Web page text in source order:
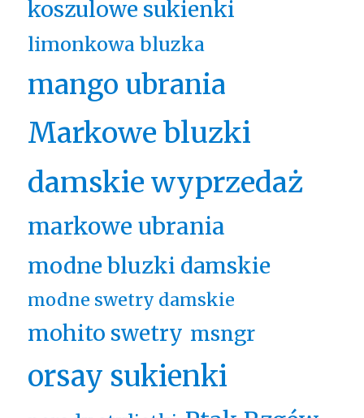
koszulowe sukienki
limonkowa bluzka
mango ubrania
Markowe bluzki
damskie wyprzedaż
markowe ubrania
modne bluzki damskie
modne swetry damskie
mohito swetry msngr
orsay sukienki